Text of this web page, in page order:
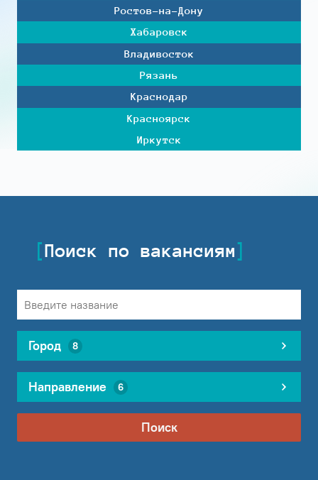
Ростов-на-Дону
Хабаровск
Владивосток
Рязань
Краснодар
Красноярск
Иркутск
Поиск по вакансиям
Город 8
Направление 6
Поиск